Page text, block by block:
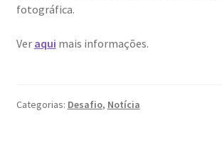
fotográfica.
Ver aqui mais informações.
Categorias: Desafio, Notícia